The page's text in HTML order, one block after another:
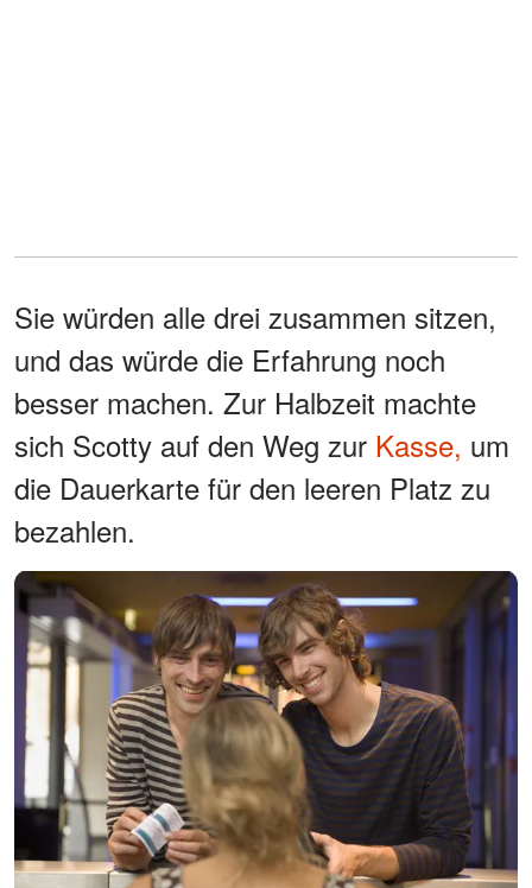
Sie würden alle drei zusammen sitzen,
und das würde die Erfahrung noch
besser machen. Zur Halbzeit machte
sich Scotty auf den Weg zur Kasse, um
die Dauerkarte für den leeren Platz zu
bezahlen.